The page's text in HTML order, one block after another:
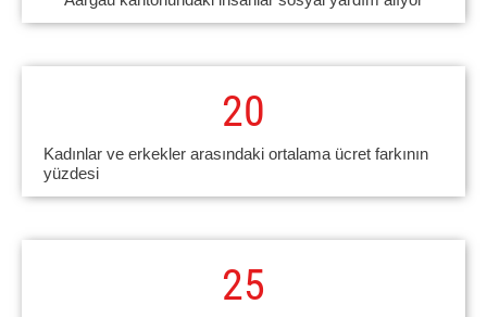
Kadınlar ve erkekler arasındaki ortalama ücret farkının
yüzdesi
20
25